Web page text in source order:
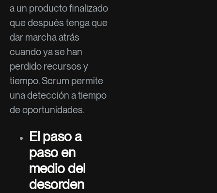
a un producto finalizado
que después tenga que
dar marcha atrás
cuando ya se han
perdido recursos y
tiempo. Scrum permite
una detección a tiempo
de oportunidades.
El paso a
paso en
medio del
desorden